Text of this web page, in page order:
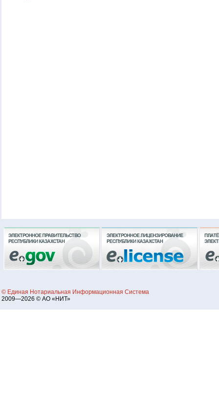
© Единая Нотариальная Информационная Система
2009—2026 © АО «НИТ»